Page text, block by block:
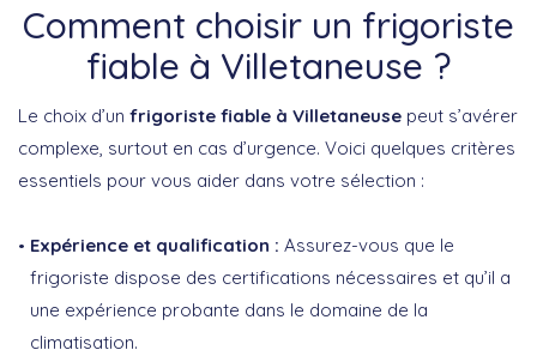
Comment choisir un frigoriste
fiable à Villetaneuse ?
Le choix d’un frigoriste fiable à Villetaneuse peut s’avérer
complexe, surtout en cas d’urgence. Voici quelques critères
essentiels pour vous aider dans votre sélection :
Expérience et qualification : Assurez-vous que le
frigoriste dispose des certifications nécessaires et qu’il a
une expérience probante dans le domaine de la
climatisation.